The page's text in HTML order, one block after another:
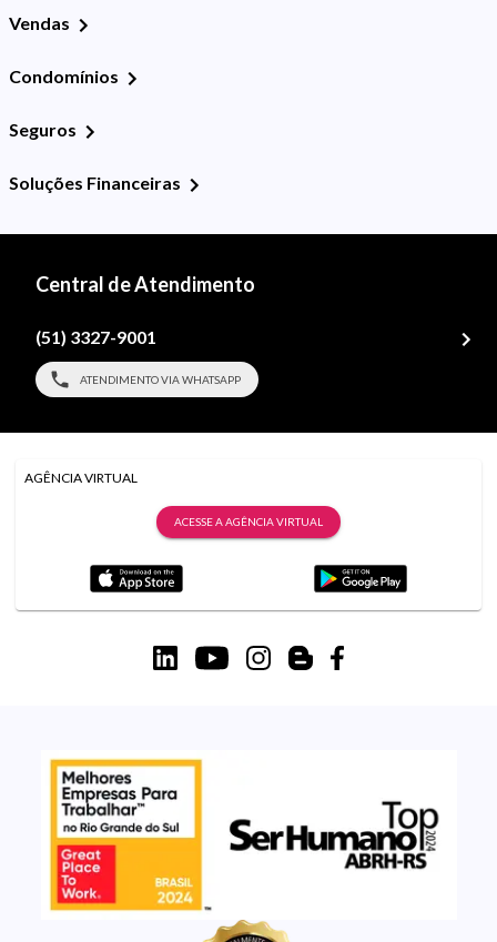
Vendas
Condomínios
Seguros
Soluções Financeiras
Central de Atendimento
(51) 3327-9001
ATENDIMENTO VIA WHATSAPP
AGÊNCIA VIRTUAL
ACESSE A AGÊNCIA VIRTUAL